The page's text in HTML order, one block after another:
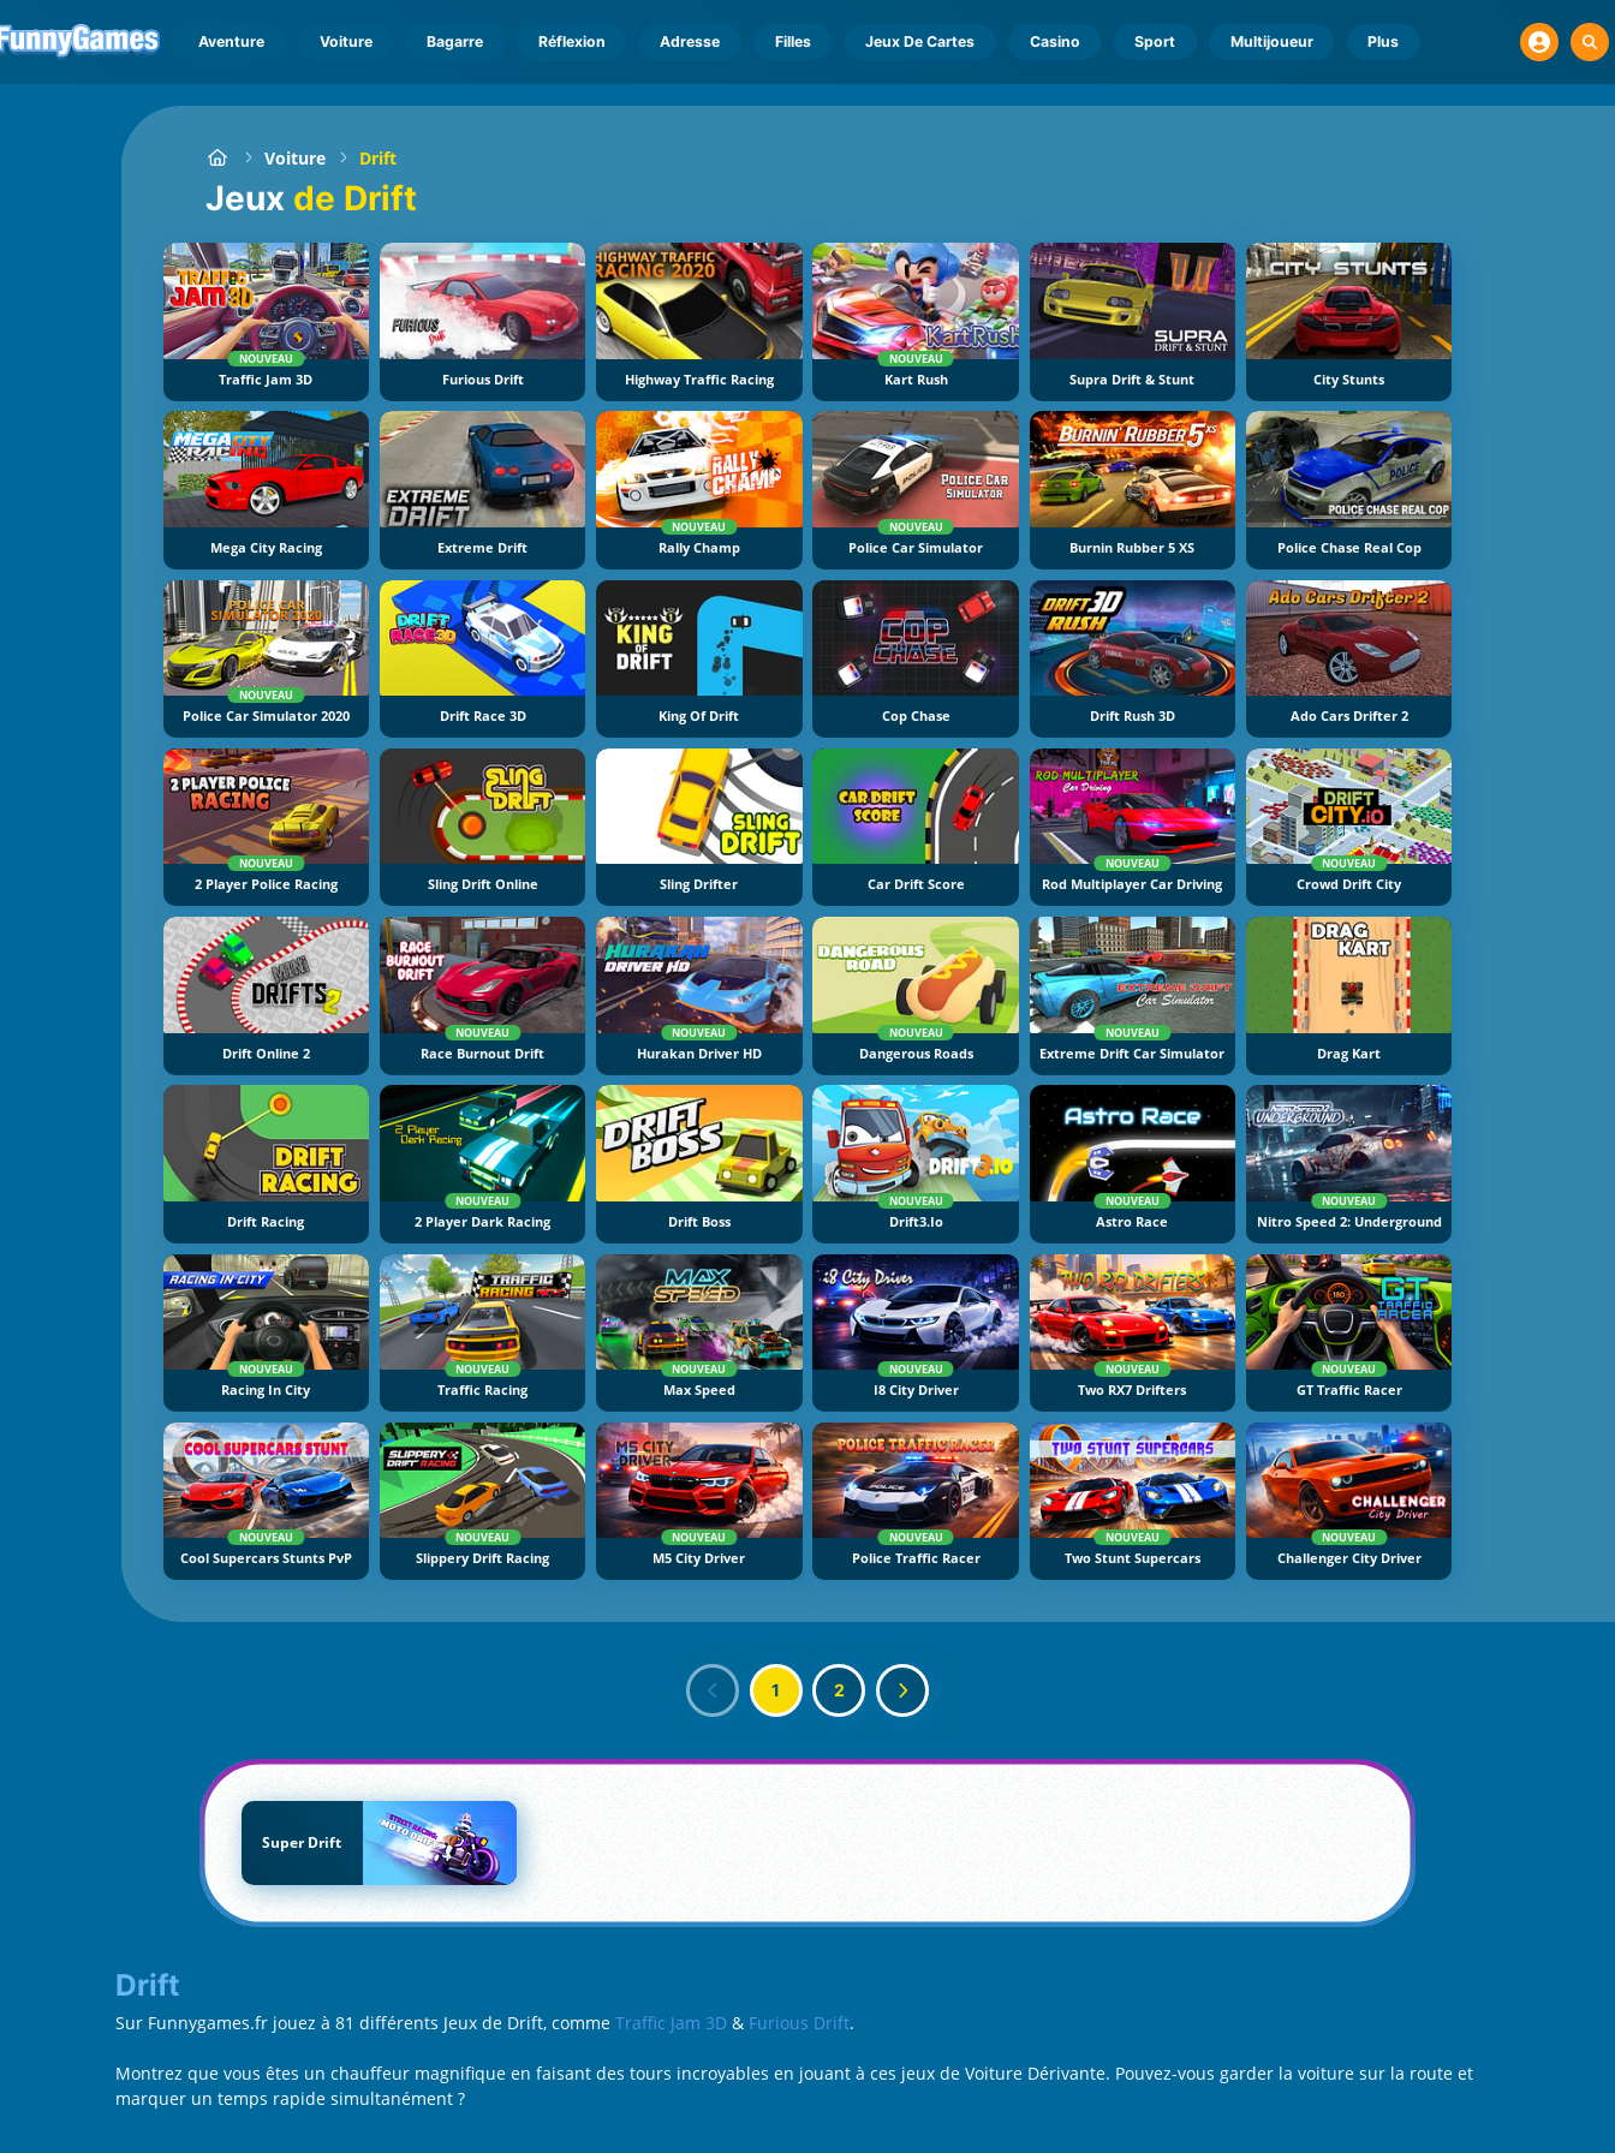
Aventure Voiture Bagarre Réflexion Adresse Filles Jeux De Cartes Casino Sport Multijoueur Plus
Voiture Drift
Jeuxde Drift
NOUVEAU
Traffic Jam 3D Furious Drift Highway Traffic Racing
NOUVEAU
Kart Rush Supra Drift & Stunt City Stunts
Mega City Racing Extreme Drift
NOUVEAU
Rally Champ
NOUVEAU
Police Car Simulator Burnin Rubber 5 XS Police Chase Real Cop
NOUVEAU
Police Car Simulator 2020 Drift Race 3D King Of Drift Cop Chase Drift Rush 3D Ado Cars Drifter 2
NOUVEAU
2 Player Police Racing Sling Drift Online Sling Drifter Car Drift Score
NOUVEAU
Rod Multiplayer Car Driving
NOUVEAU
Crowd Drift City
Drift Online 2
NOUVEAU
Race Burnout Drift
NOUVEAU
Hurakan Driver HD
NOUVEAU
Dangerous Roads
NOUVEAU
Extreme Drift Car Simulator Drag Kart
Drift Racing
NOUVEAU
2 Player Dark Racing Drift Boss
NOUVEAU
Drift3.io
NOUVEAU
Astro Race
NOUVEAU
Nitro Speed 2: Underground
NOUVEAU
Racing In City
NOUVEAU
Traffic Racing
NOUVEAU
Max Speed
NOUVEAU
I8 City Driver
NOUVEAU
Two RX7 Drifters
NOUVEAU
GT Traffic Racer
NOUVEAU
Cool Supercars Stunts PvP
NOUVEAU
Slippery Drift Racing
NOUVEAU
M5 City Driver
NOUVEAU
Police Traffic Racer
NOUVEAU
Two Stunt Supercars
NOUVEAU
Challenger City Driver
1 2
Super Drift
Drift
Sur Funnygames.fr jouez à 81 différents Jeux de Drift, comme Traffic Jam 3D & Furious Drift.
Montrez que vous êtes un chauffeur magnifique en faisant des tours incroyables en jouant à ces jeux de Voiture Dérivante. Pouvez-vous garder la voiture sur la route et
marquer un temps rapide simultanément ?